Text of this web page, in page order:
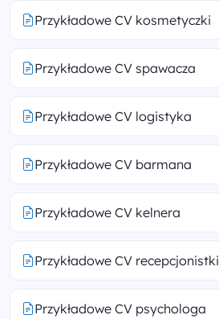
Przykładowe CV kosmetyczki
Przykładowe CV spawacza
Przykładowe CV logistyka
Przykładowe CV barmana
Przykładowe CV kelnera
Przykładowe CV recepcjonistki
Przykładowe CV psychologa